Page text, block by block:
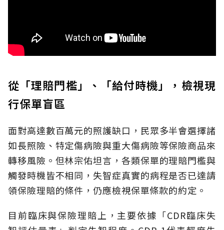
從「理賠門檻」、「給付時機」，檢視現
行保單盲區
面對高達數百萬元的照護缺口，民眾多半會選擇諸
如長照險、特定傷病險與重大傷病險等保險商品來
轉移風險。但林宗佑坦言，各類保單的理賠門檻與
觸發時機皆不相同，失智症真實的病程是否已達請
領保險理賠的條件，仍應檢視保單條款的約定。
目前臨床與保險理賠上，主要依據「CDR臨床失